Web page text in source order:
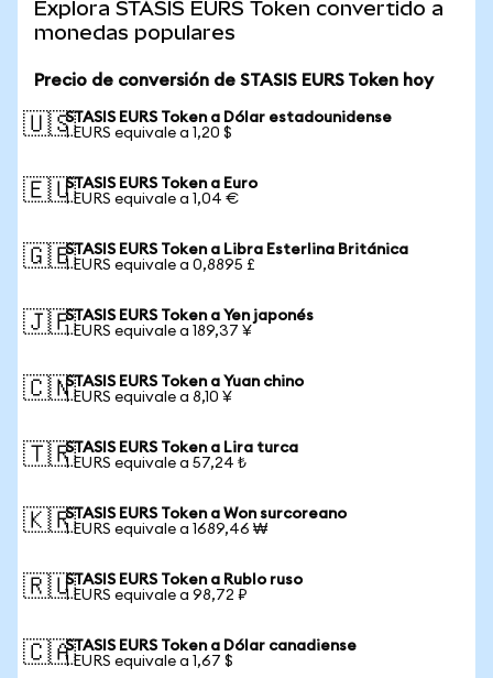
Explora STASIS EURS Token convertido a
monedas populares
Precio de conversión de STASIS EURS Token hoy
🇺🇸STASIS EURS Token a Dólar estadounidense
1 EURS equivale a 1,20 $
🇪🇺STASIS EURS Token a Euro
1 EURS equivale a 1,04 €
🇬🇧STASIS EURS Token a Libra Esterlina Británica
1 EURS equivale a 0,8895 £
🇯🇵STASIS EURS Token a Yen japonés
1 EURS equivale a 189,37 ¥
🇨🇳STASIS EURS Token a Yuan chino
1 EURS equivale a 8,10 ¥
🇹🇷STASIS EURS Token a Lira turca
1 EURS equivale a 57,24 ₺
🇰🇷STASIS EURS Token a Won surcoreano
1 EURS equivale a 1689,46 ₩
🇷🇺STASIS EURS Token a Rublo ruso
1 EURS equivale a 98,72 ₽
🇨🇦STASIS EURS Token a Dólar canadiense
1 EURS equivale a 1,67 $